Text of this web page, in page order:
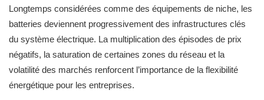
Longtemps considérées comme des équipements de niche, les
batteries deviennent progressivement des infrastructures clés
du système électrique. La multiplication des épisodes de prix
négatifs, la saturation de certaines zones du réseau et la
volatilité des marchés renforcent l’importance de la flexibilité
énergétique pour les entreprises.